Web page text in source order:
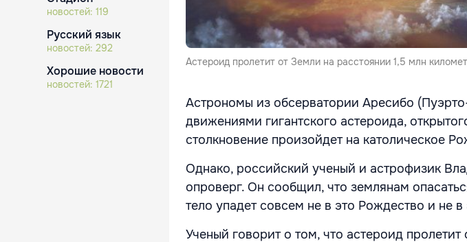
новостей: 119
Русский язык
новостей: 292
Хорошие новости
новостей: 1721
Астероид пролетит от Земли на расстоянии 1,5 млн
Астрономы из обсерватории Аресибо
движениями гигантского астероида,
столкновение произойдет на католическое
Однако, российский ученый и астрофизик
опроверг. Он сообщил, что землянам
тело упадет совсем не в это Рождество и не в
Ученый говорит о том, что астероид